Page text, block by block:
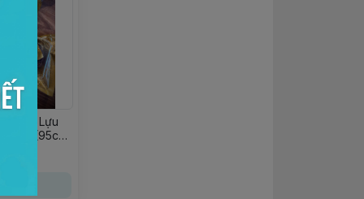
Hoa Lựu
(95c-